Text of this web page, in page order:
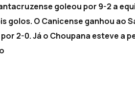
goleou por 9-2 a
golos. O Canicense ganhou ao
2-0. Já o Choupana esteve a